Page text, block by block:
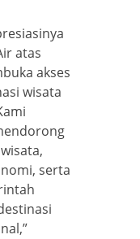
atas
akses
wisata
serta